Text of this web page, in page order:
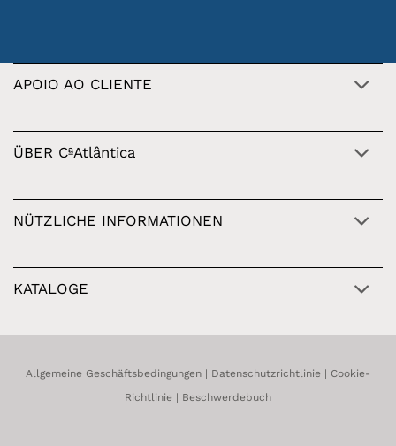
APOIO AO CLIENTE
ÜBER CªAtlântica
NÜTZLICHE INFORMATIONEN
KATALOGE
Allgemeine Geschäftsbedingungen Datenschutzrichtlinie
Cookie-
Richtlinie
Beschwerdebuch